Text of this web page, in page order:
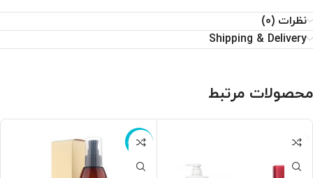
نظرات (0)
Shipping & Delivery
محصولات مرتبط
ناموجود